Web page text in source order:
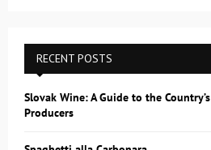
RECENT POSTS
Slovak Wine: A Guide to the
Producers